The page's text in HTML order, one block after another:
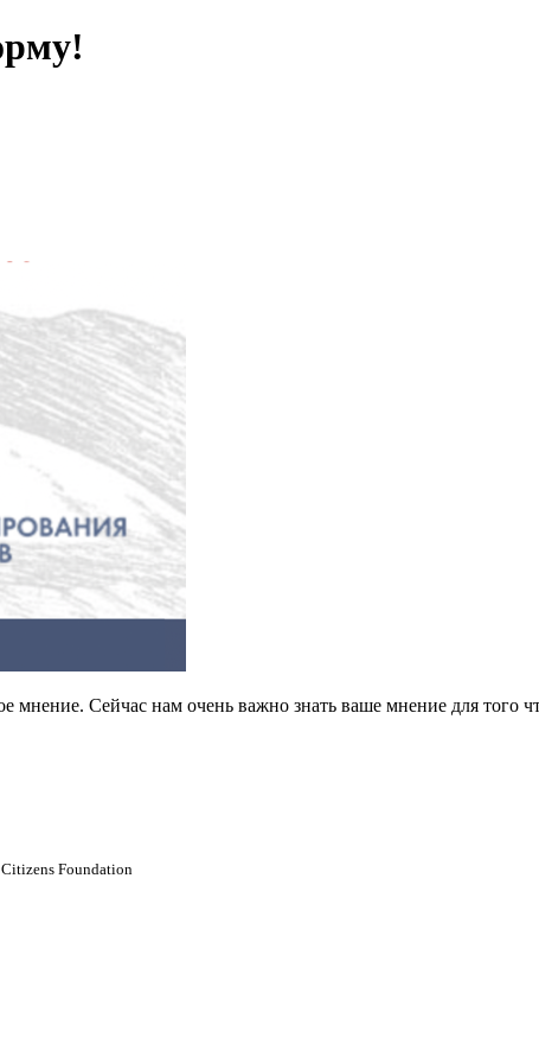
мнение. Сейчас нам очень важно знать ваше мнение для того
Foundation